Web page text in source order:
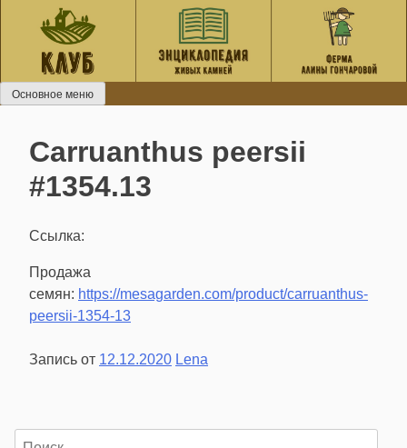
содержанию
Основное меню
Carruanthus peersii
#1354.13
Ссылка:
Продажа
семян: https://mesagarden.com/product/carruanthus-
peersii-1354-13
Запись от 12.12.2020 Lena
Найти: